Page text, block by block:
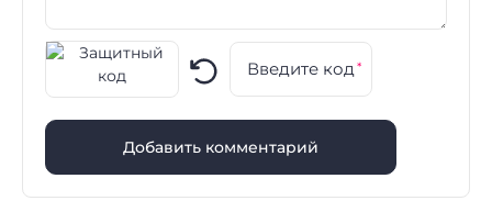
Введите код*
Добавить комментарий